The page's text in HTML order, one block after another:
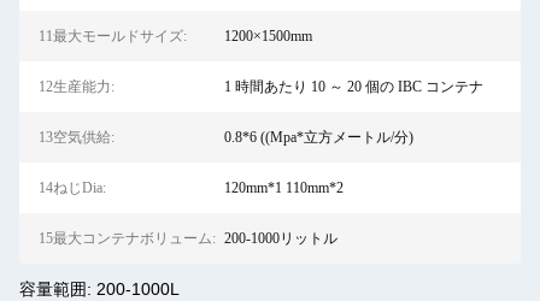
11最大モールドサイズ: 1200×1500mm
12生産能力: 1 時間あたり 10 ～ 20 個の IBC コンテナ
13空気供給: 0.8*6 ((Mpa*立方メートル/分)
14ねじDia: 120mm*1 110mm*2
15最大コンテナボリューム: 200-1000リットル
容量範囲: 200-1000L